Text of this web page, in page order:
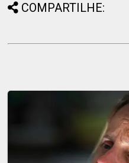
COMPARTILHE: